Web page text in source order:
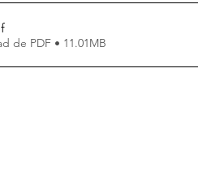
de PDF • 11.01MB